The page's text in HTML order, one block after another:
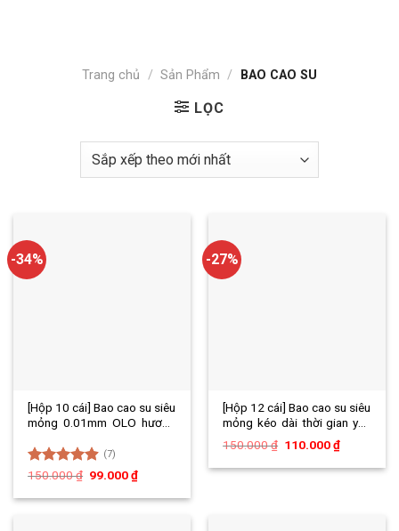
Trang chủ / Sản Phẩm / BAO CAO SU
LỌC
-34%
[Hộp 10 cái] Bao cao su siêu
mỏng 0.01mm OLO hương
10c BCS
Được xếp
5 sao
(7)
150.000₫ 99.000₫
-27%
[Hộp 12 cái] Bao cao su siêu
mỏng kéo dài thời gian yêu
Power Men Type hộp 12 cái
150.000₫ Giá
là:
110.000₫Giá
tại